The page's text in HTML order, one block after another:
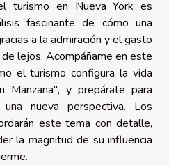
turismo en Nueva York es
fascinante de cómo una
a la admiración y el gasto
lejos. Acompáñame en este
el turismo configura la vida
Manzana", y prepárate para
nueva perspectiva. Los
este tema con detalle,
la magnitud de su influencia